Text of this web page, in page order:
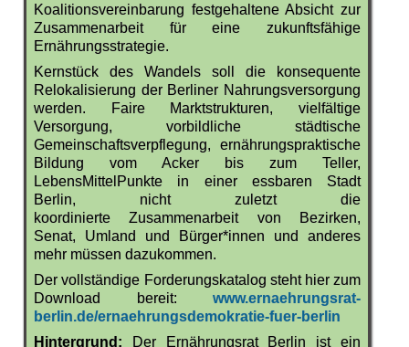
Koalitionsvereinbarung festgehaltene Absicht zur
Zusammenarbeit für eine zukunftsfähige
Ernährungsstrategie.
Kernstück des Wandels soll die konsequente
Relokalisierung der Berliner Nahrungsversorgung
werden. Faire Marktstrukturen, vielfältige
Versorgung, vorbildliche städtische
Gemeinschaftsverpflegung, ernährungspraktische
Bildung vom Acker bis zum Teller,
LebensMittelPunkte in einer essbaren Stadt
Berlin, nicht zuletzt die
koordinierte Zusammenarbeit von Bezirken,
Senat, Umland und Bürger*innen und anderes
mehr müssen dazukommen.
Der vollständige Forderungskatalog steht hier zum
Download bereit: www.ernaehrungsrat-
berlin.de/ernaehrungsdemokratie-fuer-berlin
Hintergrund: Der Ernährungsrat Berlin ist ein